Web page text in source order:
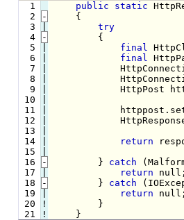
  1
  2
  3
  4
  5
  6
  7
  8
  9
10
11
12
13
14
15
16
17
18
19
20
21
-
-
-
-
!
!
public static
    {
try
        {
final
final
HttpPost
return
} catch
return null;
} catch
return null;
}
}